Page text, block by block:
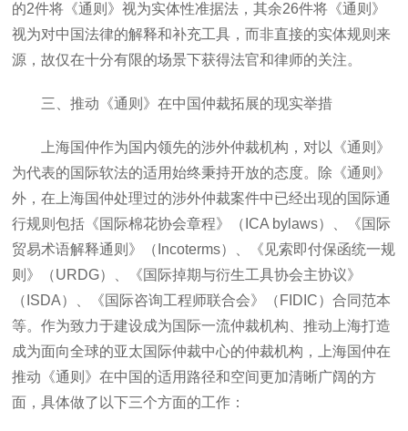
的2件将《通则》视为实体性准据法，其余26件将《通则》
视为对中国法律的解释和补充工具，而非直接的实体规则来
源，故仅在十分有限的场景下获得法官和律师的关注。
三、推动《通则》在中国仲裁拓展的现实举措
上海国仲作为国内领先的涉外仲裁机构，对以《通则》
为代表的国际软法的适用始终秉持开放的态度。除《通则》
外，在上海国仲处理过的涉外仲裁案件中已经出现的国际通
行规则包括《国际棉花协会章程》（ICA bylaws）、《国际
贸易术语解释通则》（Incoterms）、《见索即付保函统一规
则》（URDG）、《国际掉期与衍生工具协会主协议》
（ISDA）、《国际咨询工程师联合会》（FIDIC）合同范本
等。作为致力于建设成为国际一流仲裁机构、推动上海打造
成为面向全球的亚太国际仲裁中心的仲裁机构，上海国仲在
推动《通则》在中国的适用路径和空间更加清晰广阔的方
面，具体做了以下三个方面的工作：